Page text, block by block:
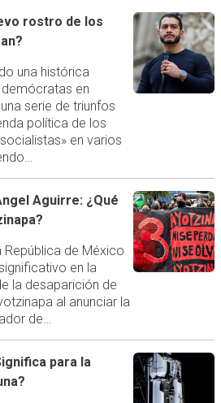
rostro de los
una histórica
en
serie de triunfos
política de los
en varios
Aguirre: ¿Qué
República de México
en la
la desaparición de
al anunciar la
de…
para la